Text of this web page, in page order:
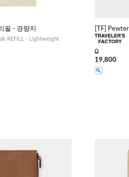
필 - 경량지
REFILL - Lightweight
[TF]
0
19,800